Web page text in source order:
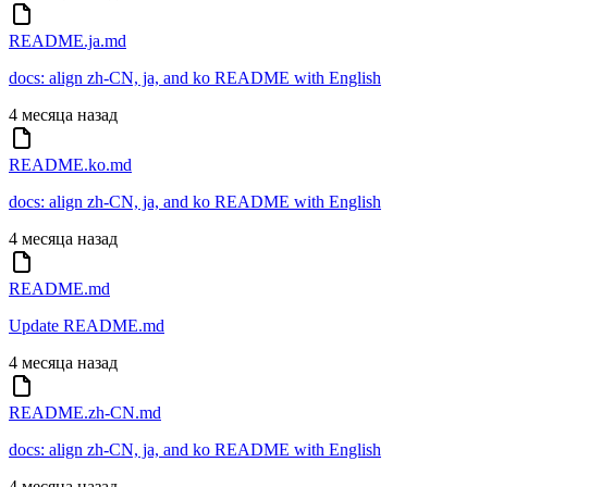
README.ja.md
docs: align zh-CN, ja, and ko README with English
4 месяца назад
README.ko.md
docs: align zh-CN, ja, and ko README with English
4 месяца назад
README.md
Update README.md
4 месяца назад
README.zh-CN.md
docs: align zh-CN, ja, and ko README with English